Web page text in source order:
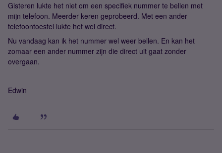
Gisteren lukte het niet om een specifiek nummer te bellen met
mijn telefoon. Meerder keren geprobeerd. Met een ander
telefoontoestel lukte het wel direct.
Nu vandaag kan ik het nummer wel weer bellen. En kan het
zomaar een ander nummer zijn die direct uit gaat zonder
overgaan.
Edwin